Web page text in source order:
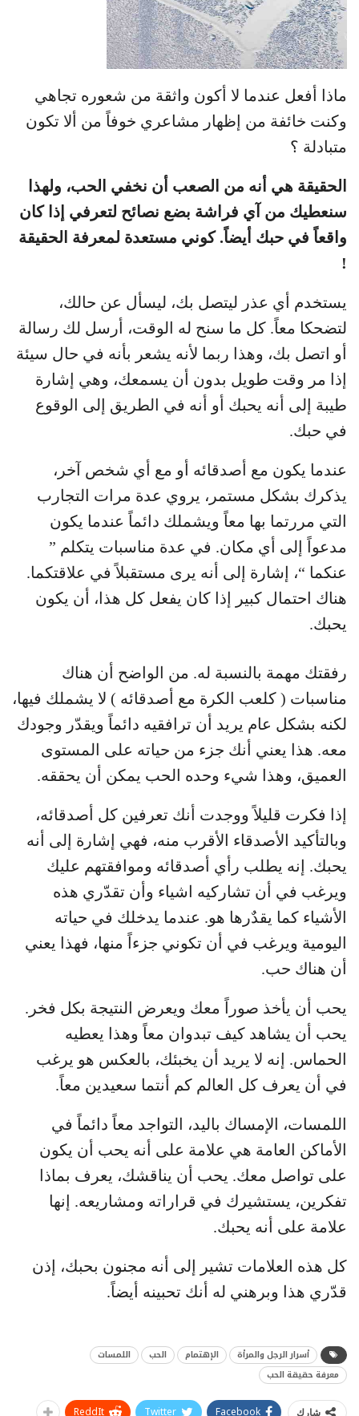
ماذا أفعل عندما لا أكون واثقة من شعوره تجاهي
وكنت خائفة من إظهار مشاعري خوفاً من ألا تكون
متبادلة ؟
الحقيقة هي أنه من الصعب أن نخفي الحب، ولهذا
سنعطيك من آي فراشة بضع نصائح لتعرفي إذا كان
واقعاً في حبك أيضاً. كوني مستعدة لمعرفة الحقيقة
!
يستخدم أي عذر ليتصل بك، ليسأل عن حالك،
لتضحكا معاً. كل ما سنح له الوقت، أرسل لك رسالة
أو اتصل بك، وهذا ربما لأنه يشعر بأنه في حال سيئة
إذا مر وقت طويل بدون أن يسمعك، وهي إشارة
طيبة إلى أنه يحبك أو أنه في الطريق إلى الوقوع
في حبك.
عندما يكون مع أصدقائه أو مع أي شخص آخر،
يذكرك بشكل مستمر، يروي عدة مرات التجارب
التي مررتما بها معاً ويشملك دائماً عندما يكون
مدعواً إلى أي مكان. في عدة مناسبات يتكلم ”
عنكما “، إشارة إلى أنه يرى مستقبلاً في علاقتكما.
هناك احتمال كبير إذا كان يفعل كل هذا، أن يكون
يحبك.
رفقتك مهمة بالنسبة له. من الواضح أن هناك
مناسبات ( كلعب الكرة مع أصدقائه ) لا يشملك فيها،
لكنه بشكل عام يريد أن ترافقيه دائماً ويقدّر وجودك
معه. هذا يعني أنك جزء من حياته على المستوى
العميق، وهذا شيء وحده الحب يمكن أن يحققه.
إذا فكرت قليلاً ووجدت أنك تعرفين كل أصدقائه،
وبالتأكيد الأصدقاء الأقرب منه، فهي إشارة إلى أنه
يحبك. إنه يطلب رأي أصدقائه وموافقتهم عليك
ويرغب في أن تشاركيه اشياء وأن تقدّري هذه
الأشياء كما يقدٌرها هو. عندما يدخلك في حياته
اليومية ويرغب في أن تكوني جزءاً منها، فهذا يعني
أن هناك حب.
يحب أن يأخذ صوراً معك ويعرض النتيجة بكل فخر.
يحب أن يشاهد كيف تبدوان معاً وهذا يعطيه
الحماس. إنه لا يريد أن يخبئك، بالعكس هو يرغب
في أن يعرف كل العالم كم أنتما سعيدين معاً.
اللمسات، الإمساك باليد، التواجد معاً دائماً في
الأماكن العامة هي علامة على أنه يحب أن يكون
على تواصل معك. يحب أن يناقشك، يعرف بماذا
تفكرين، يستشيرك في قراراته ومشاريعه. إنها
علامة على أنه يحبك.
كل هذه العلامات تشير إلى أنه مجنون بحبك، إذن
قدّري هذا وبرهني له أنك تحبينه أيضاً.
أسرار الرجل والمرأة الإهتمام الحب
اللمسات
معرفة حقيقة الحب
شارك Facebook
Twitter
ReddIt